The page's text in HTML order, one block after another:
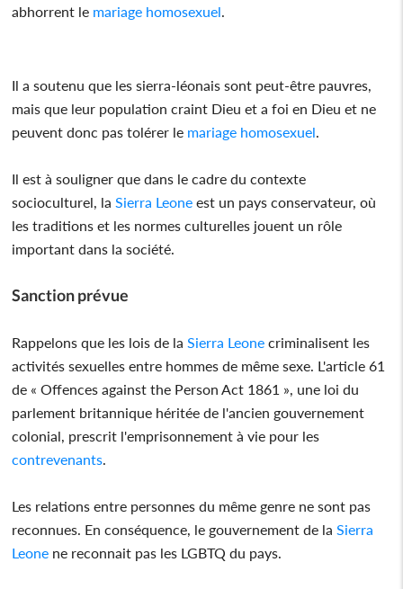
abhorrent le mariage homosexuel
Il a soutenu que les sierra-léonais sont peut-être pauvres,
mais que leur population craint Dieu et a foi en Dieu et ne
peuvent donc pas tolérer le mariage homosexuel
Il est à souligner que dans le cadre du contexte
socioculturel, la Sierra Leone est un pays conservateur, où
les traditions et les normes culturelles jouent un rôle
important dans la société.
Sanction prévue
Rappelons que les lois de la Sierra Leone criminalisent les
activités sexuelles entre hommes de même sexe. L'article 61
de « Offences against the Person Act 1861 », une loi du
parlement britannique héritée de l'ancien gouvernement
colonial, prescrit l'emprisonnement à vie pour les
contrevenants
Les relations entre personnes du même genre ne sont pas
reconnues. En conséquence, le gouvernement de la Sierra
Leone ne reconnait pas les LGBTQ du pays.